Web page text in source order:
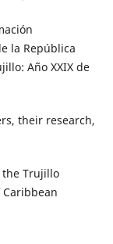
la República
Año XXIX de
their research,
the Trujillo